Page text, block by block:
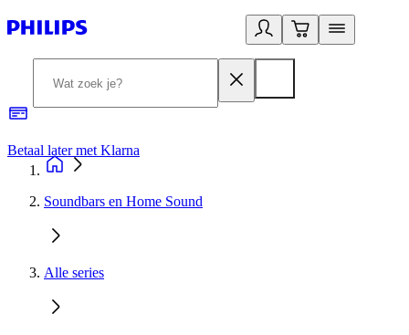
Betaal later met Klarna
Soundbars en Home Sound
Alle series